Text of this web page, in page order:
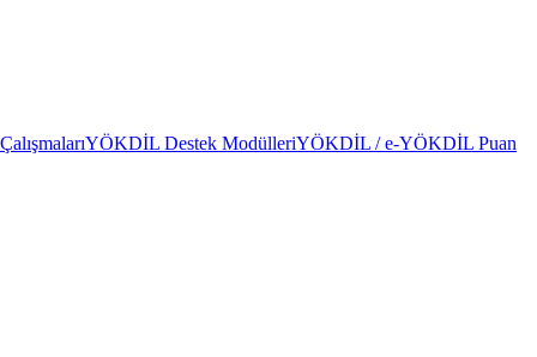
YÖKDİL Destek ModülleriYÖKDİL / e-YÖKDİL Puan